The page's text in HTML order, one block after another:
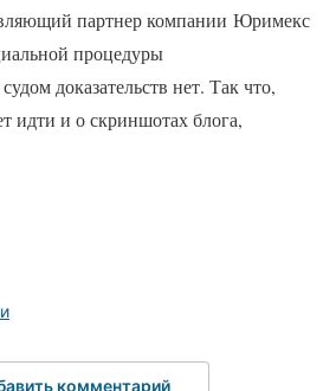
партнер компании Юримекс
процедуры
доказательств нет. Так что,
идти и о скриншотах блога,
комментарий